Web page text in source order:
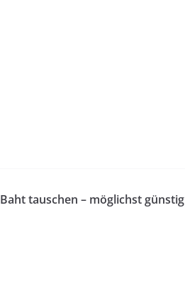
Baht tauschen – möglichst günstig